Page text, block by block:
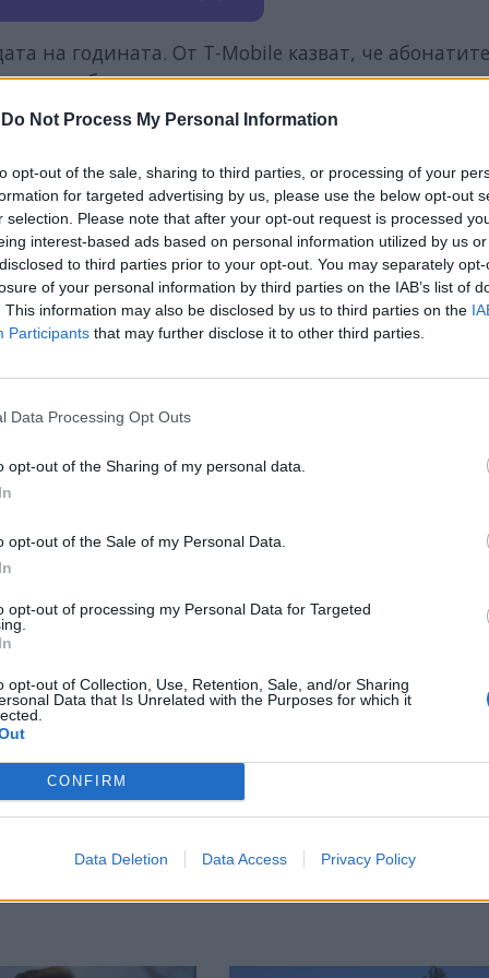
Do Not Process My Personal Information
opt-out of the sale, sharing to third parties, or processing of your
for targeted advertising by us, please use the below opt-out
selection. Please note that after your opt-out request is processed
interest-based ads based on personal information utilized by us
to third parties prior to your opt-out. You may separately
of your personal information by third parties on the IAB’s list of
This information may also be disclosed by us to third parties on the
Participants that may further disclose it to other third parties.
Data Processing Opt Outs
opt-out of the Sharing of my personal data.
opt-out of the Sale of my Personal Data.
opt-out of processing my Personal Data for Targeted
opt-out of Collection, Use, Retention, Sale, and/or Sharing
Data that Is Unrelated with the Purposes for which it
CONFIRM
Data Deletion Data Access Privacy Policy
на годината. От T-Mobile казват, че
в бета теста също така ще могат да
на услугата. На ранен етап потребителите ще
и интернетът ще се появят по-късно.
на работа на услугата в лентата на
с DTC потребителят трябва да притежава
че Apple тайно си е сътрудничила с
услуга чрез Starlink. Новата функция се
НОВИНИ »
Последвайте ни във
ВЪВ facebook
в: